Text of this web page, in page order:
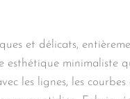
et délicats,
esthétique minimaliste
les lignes, les courbes